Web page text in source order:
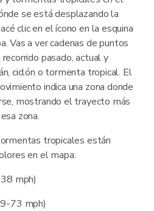
se está desplazando la
clic en el ícono en la esquina
Vas a ver cadenas de puntos
pasado, actual y
ciclón o tormenta tropical. El
indica una zona donde
mostrando el trayecto más
zona.
tropicales están
en el mapa:
mph)
73 mph)